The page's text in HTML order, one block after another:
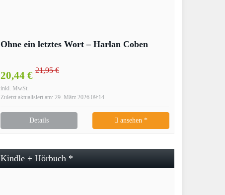
Ohne ein letztes Wort – Harlan Coben
20,44 € 21,95 €
inkl. MwSt.
Zuletzt aktualisiert am: 29. März 2026 09:14
Details ansehen *
Kindle + Hörbuch *